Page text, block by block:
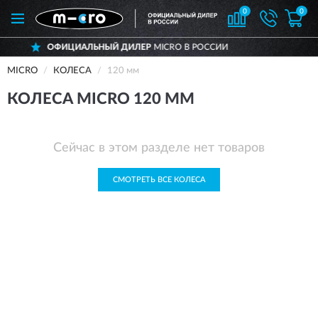
0 0
ОФИЦИАЛЬНЫЙ ДИЛЕРMICRO В РОССИИ
MICRO КОЛЕСА 120 мм
КОЛЕСА MICRO 120 ММ
Сейчас в этом разделе нет товаров
СМОТРЕТЬ ВСЕ КОЛЕСА